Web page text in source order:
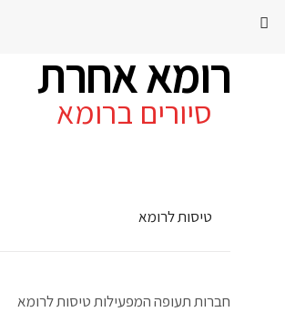
רומא אחרת
סיורים ברומא
טיסות לרומא
חברות תעופה המפעילות טיסות לרומא